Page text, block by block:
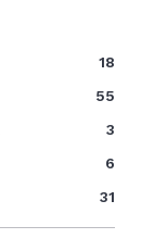
18
55
3
6
31